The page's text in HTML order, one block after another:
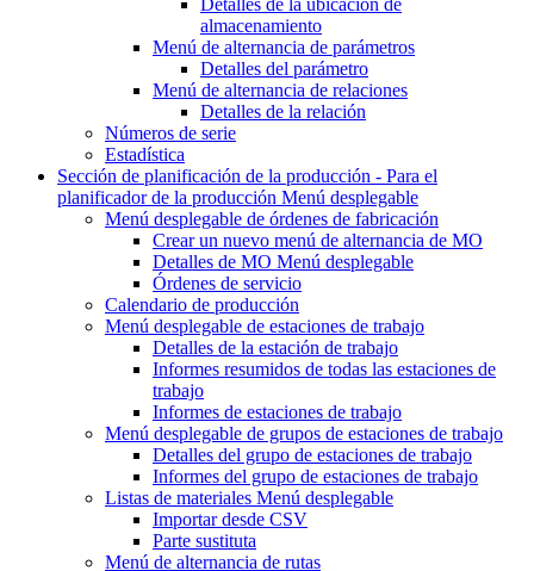
Detalles de la ubicación de
almacenamiento
Menú de alternancia de parámetros
Detalles del parámetro
Menú de alternancia de relaciones
Detalles de la relación
Números de serie
Estadística
Sección de planificación de la producción - Para el
planificador de la producción Menú desplegable
Menú desplegable de órdenes de fabricación
Crear un nuevo menú de alternancia de MO
Detalles de MO Menú desplegable
Órdenes de servicio
Calendario de producción
Menú desplegable de estaciones de trabajo
Detalles de la estación de trabajo
Informes resumidos de todas las estaciones de
trabajo
Informes de estaciones de trabajo
Menú desplegable de grupos de estaciones de trabajo
Detalles del grupo de estaciones de trabajo
Informes del grupo de estaciones de trabajo
Listas de materiales Menú desplegable
Importar desde CSV
Parte sustituta
Menú de alternancia de rutas